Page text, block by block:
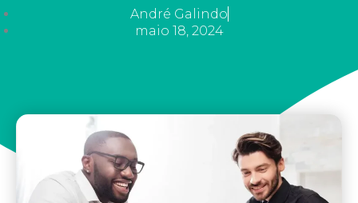
André Galindo
maio 18, 2024